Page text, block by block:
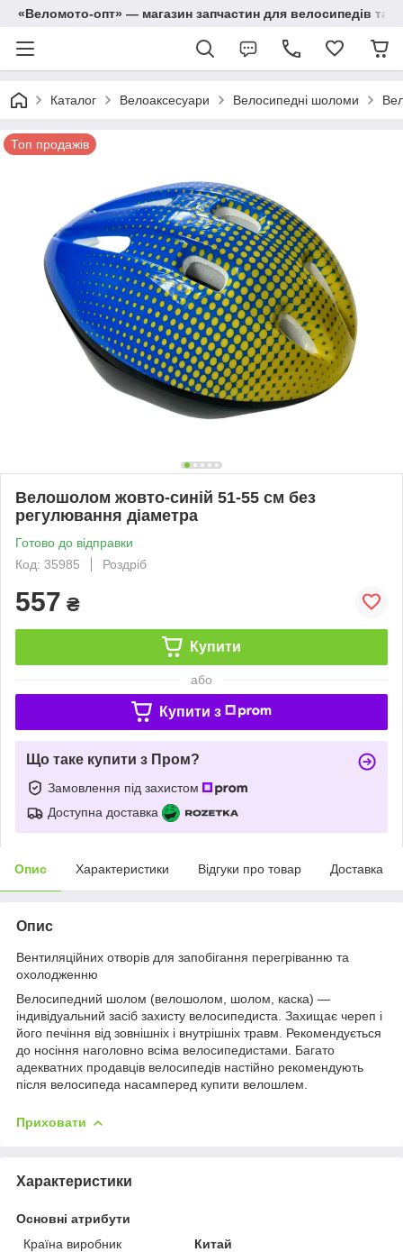
«Веломото-опт» — магазин запчастин для велосипедів та
Каталог Велоаксесуари Велосипедні шоломи
Топ продажів
Велошолом жовто-синій 51-55 см без
регулювання діаметра
Готово до відправки
Код: 35985
Роздріб
557 ₴
Купити
або
Купити з
Що таке купити з Пром?
Замовлення під захистом
Доступна доставка
Опис Характеристики Відгуки про товар Доставка
Опис
Вентиляційних отворів для запобігання перегріванню та
охолодженню
Велосипедний шолом (велошолом, шолом, каска) —
індивідуальний засіб захисту велосипедиста. Захищає череп і
його печіння від зовнішніх і внутрішніх травм. Рекомендується
до носіння наголовно всіма велосипедистами. Багато
адекватних продавців велосипедів настійно рекомендують
після велосипеда насамперед купити велошлем.
Приховати
Характеристики
Основні атрибути
Країна виробник
Китай